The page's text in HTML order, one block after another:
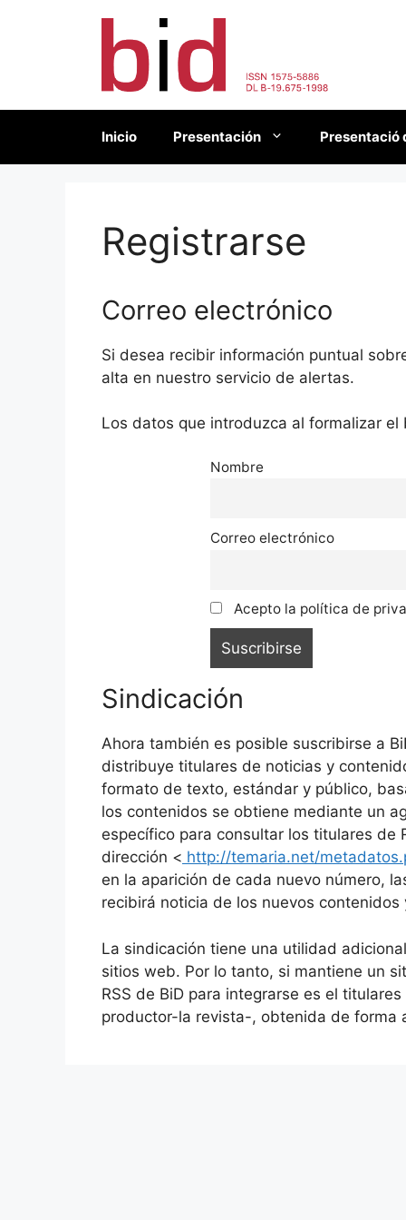
Inicio Presentación Presentació
Registrarse
Correo electrónico
Si desea recibir información puntual
alta en nuestro servicio de alertas.
Los datos que introduzca al formalizar
Nombre
Correo electrónico
Acepto la política de
Sindicación
Ahora también es posible suscribirse a
distribuye titulares de noticias y
formato de texto, estándar y público,
los contenidos se obtiene mediante un
específico para consultar los titulares de
dirección < http://temaria.net/
en la aparición de cada nuevo número,
recibirá noticia de los nuevos
La sindicación tiene una utilidad
sitios web. Por lo tanto, si mantiene un
RSS de BiD para integrarse es el
productor-la revista-, obtenida de forma